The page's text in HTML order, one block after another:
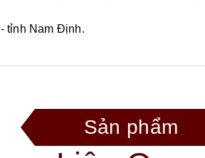
tỉnh Nam Định.
Sản phẩm